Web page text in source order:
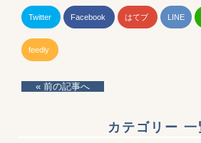
Twitter Facebook はてブ LINE
feedly
« 前の記事へ
カテゴリー 一